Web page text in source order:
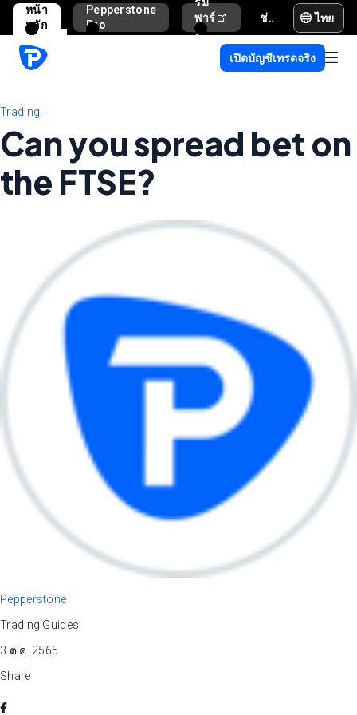
หน้า
หลัก
Pepperstone
Pro
พาร์
ท
ช่วยเหลือและสนับสนุน ไทย
เปิดบัญชีเทรดจริง
Trading
Can you spread bet on
the FTSE?
Pepperstone
Trading Guides
3 ต.ค. 2565
Share